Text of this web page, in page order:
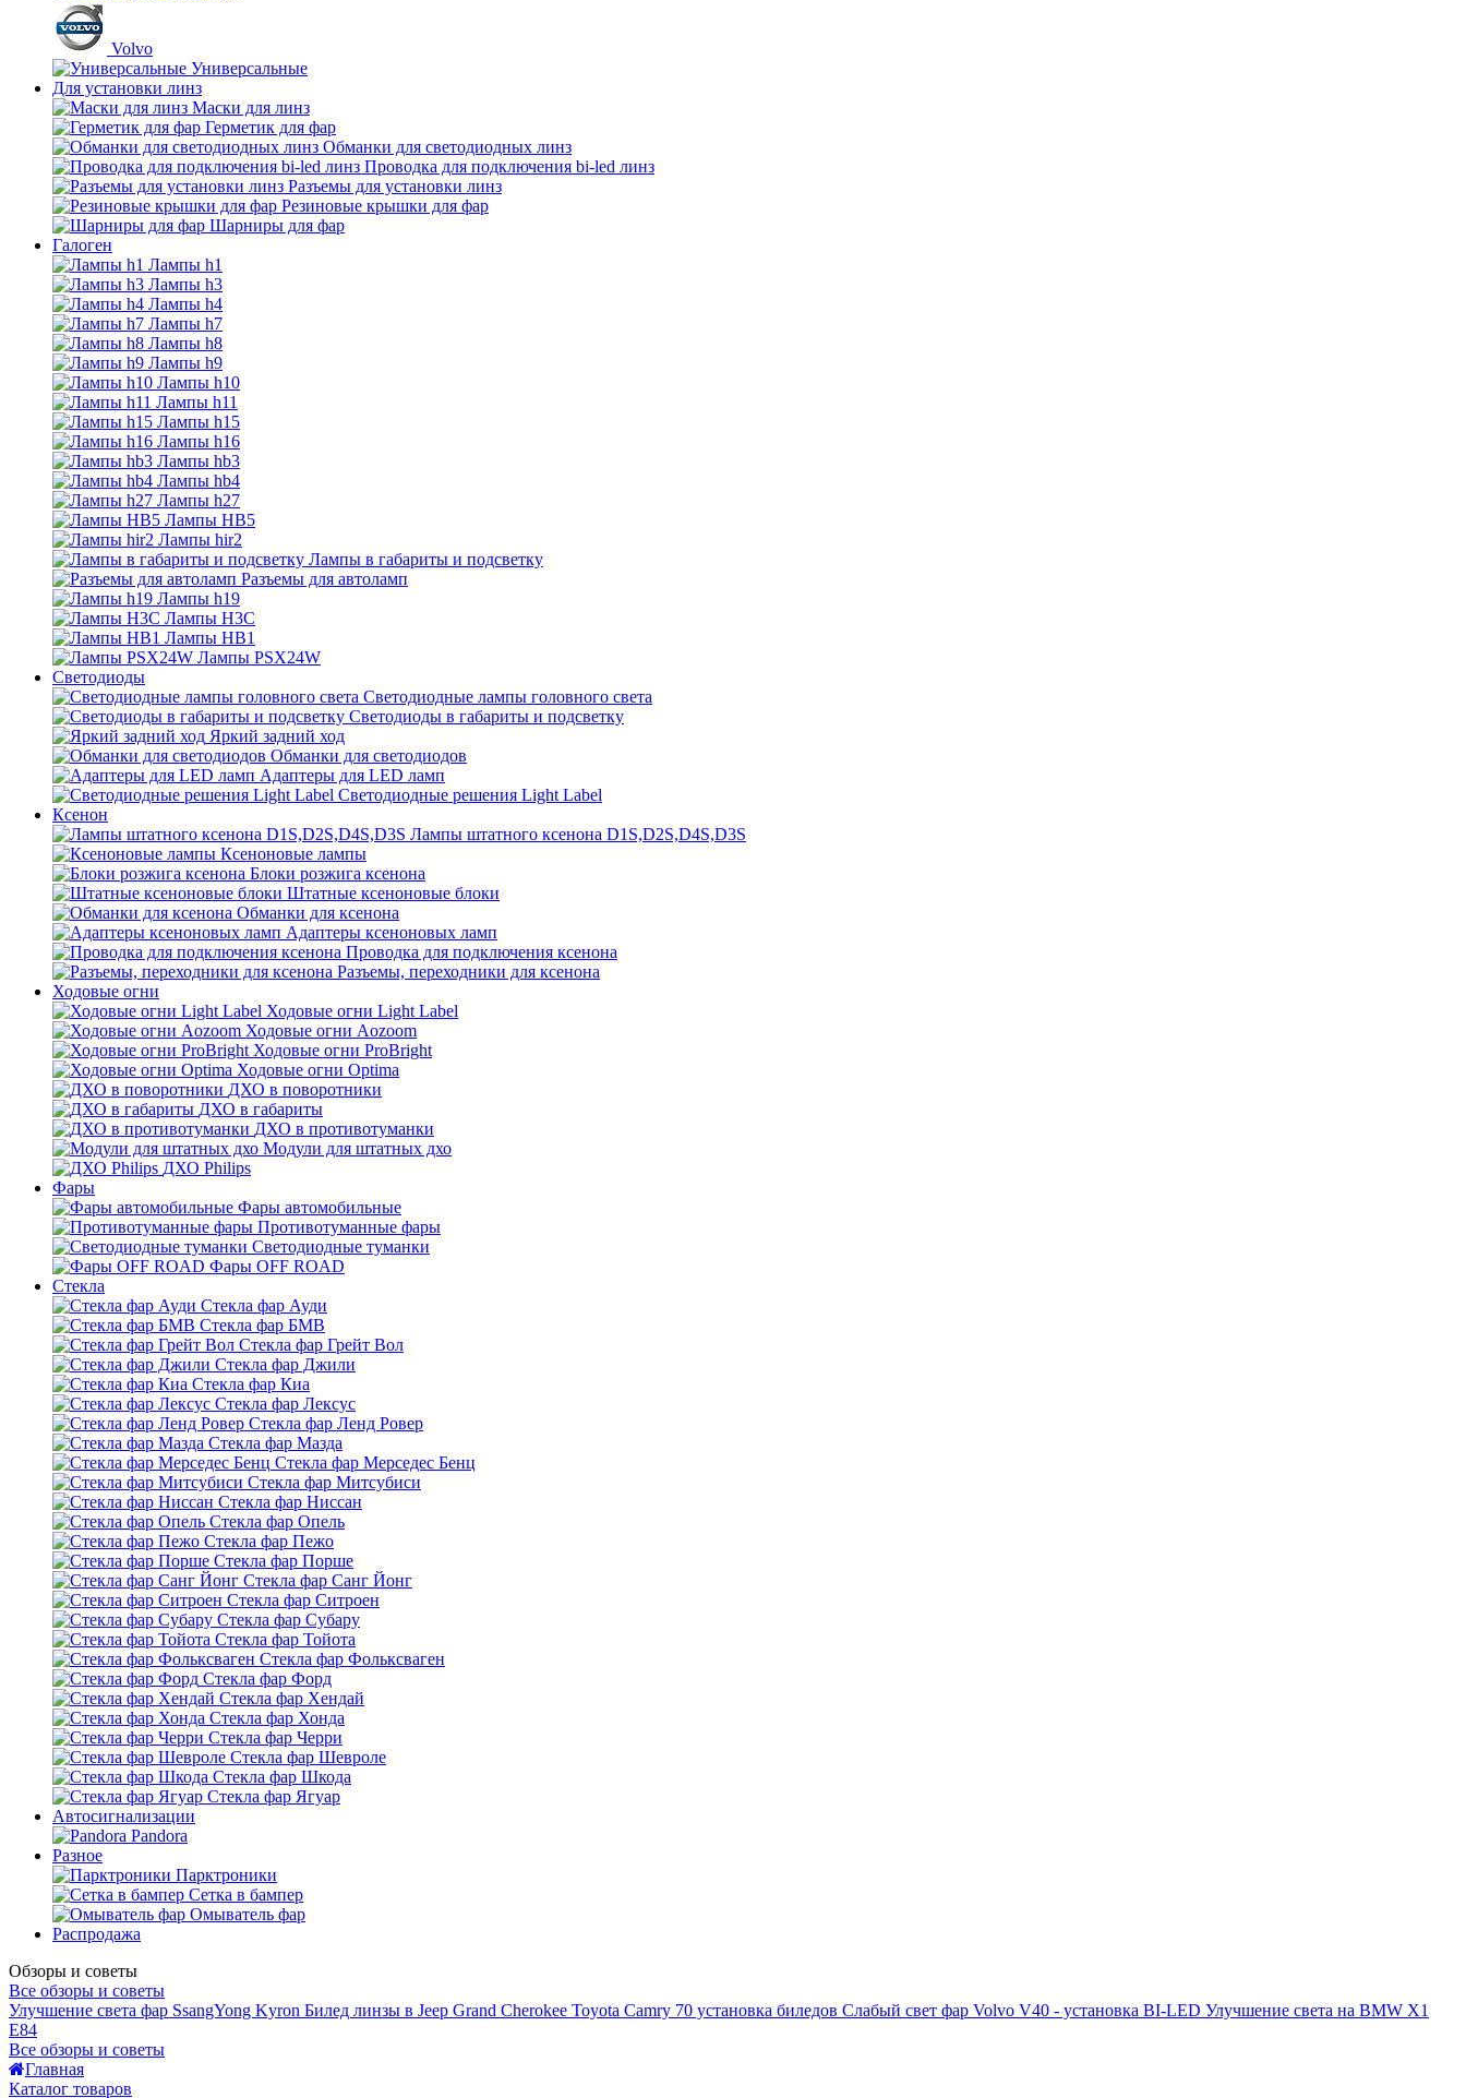
Volvo
Универсальные
Для установки линз
Маски для линз
Герметик для фар
Обманки для светодиодных линз
Проводка для подключения bi-led линз
Разъемы для установки линз
Резиновые крышки для фар
Шарниры для фар
Галоген
Лампы h1
Лампы h3
Лампы h4
Лампы h7
Лампы h8
Лампы h9
Лампы h10
Лампы h11
Лампы h15
Лампы h16
Лампы hb3
Лампы hb4
Лампы h27
Лампы HB5
Лампы hir2
Лампы в габариты и подсветку
Разъемы для автоламп
Лампы h19
Лампы H3C
Лампы HB1
Лампы PSX24W
Светодиоды
Светодиодные лампы головного света
Светодиоды в габариты и подсветку
Яркий задний ход
Обманки для светодиодов
Адаптеры для LED ламп
Светодиодные решения Light Label
Ксенон
Лампы штатного ксенона D1S,D2S,D4S,D3S
Ксеноновые лампы
Блоки розжига ксенона
Штатные ксеноновые блоки
Обманки для ксенона
Адаптеры ксеноновых ламп
Проводка для подключения ксенона
Разъемы, переходники для ксенона
Ходовые огни
Ходовые огни Light Label
Ходовые огни Aozoom
Ходовые огни ProBright
Ходовые огни Optima
ДХО в поворотники
ДХО в габариты
ДХО в противотуманки
Модули для штатных дхо
ДХО Philips
Фары
Фары автомобильные
Противотуманные фары
Светодиодные туманки
Фары OFF ROAD
Стекла
Стекла фар Ауди
Стекла фар БМВ
Стекла фар Грейт Вол
Стекла фар Джили
Стекла фар Киа
Стекла фар Лексус
Стекла фар Ленд Ровер
Стекла фар Мазда
Стекла фар Мерседес Бенц
Стекла фар Митсубиси
Стекла фар Ниссан
Стекла фар Опель
Стекла фар Пежо
Стекла фар Порше
Стекла фар Санг Йонг
Стекла фар Ситроен
Стекла фар Субару
Стекла фар Тойота
Стекла фар Фольксваген
Стекла фар Форд
Стекла фар Хендай
Стекла фар Хонда
Стекла фар Черри
Стекла фар Шевроле
Стекла фар Шкода
Стекла фар Ягуар
Автосигнализации
Pandora
Разное
Парктроники
Сетка в бампер
Омыватель фар
Распродажа
Обзоры и советы
Все обзоры и советы
Улучшение света фар SsangYong Kyron Билед линзы в Jeep Grand Cherokee Toyota Camry 70 установка биледов Слабый свет фар Volvo V40 - установка BI-LED Улучшение света на BMW X1
E84
Все обзоры и советы
Главная
Каталог товаров